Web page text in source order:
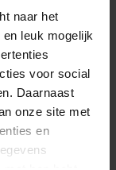
naar het
leuk mogelijk
voor social
Daarnaast
onze site met
en